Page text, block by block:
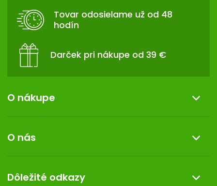
Tovar odosielame už od 48
hodín
Darček pri nákupe od 39 €
O nákupe
Reklamácia a vrátenie tovaru
Doprava a platba
Darček k nákupu
O nás
Kontakt
Dôležité odkazy